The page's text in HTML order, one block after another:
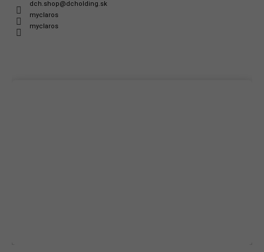
dch.shop@dcholding.sk
myclaros
myclaros